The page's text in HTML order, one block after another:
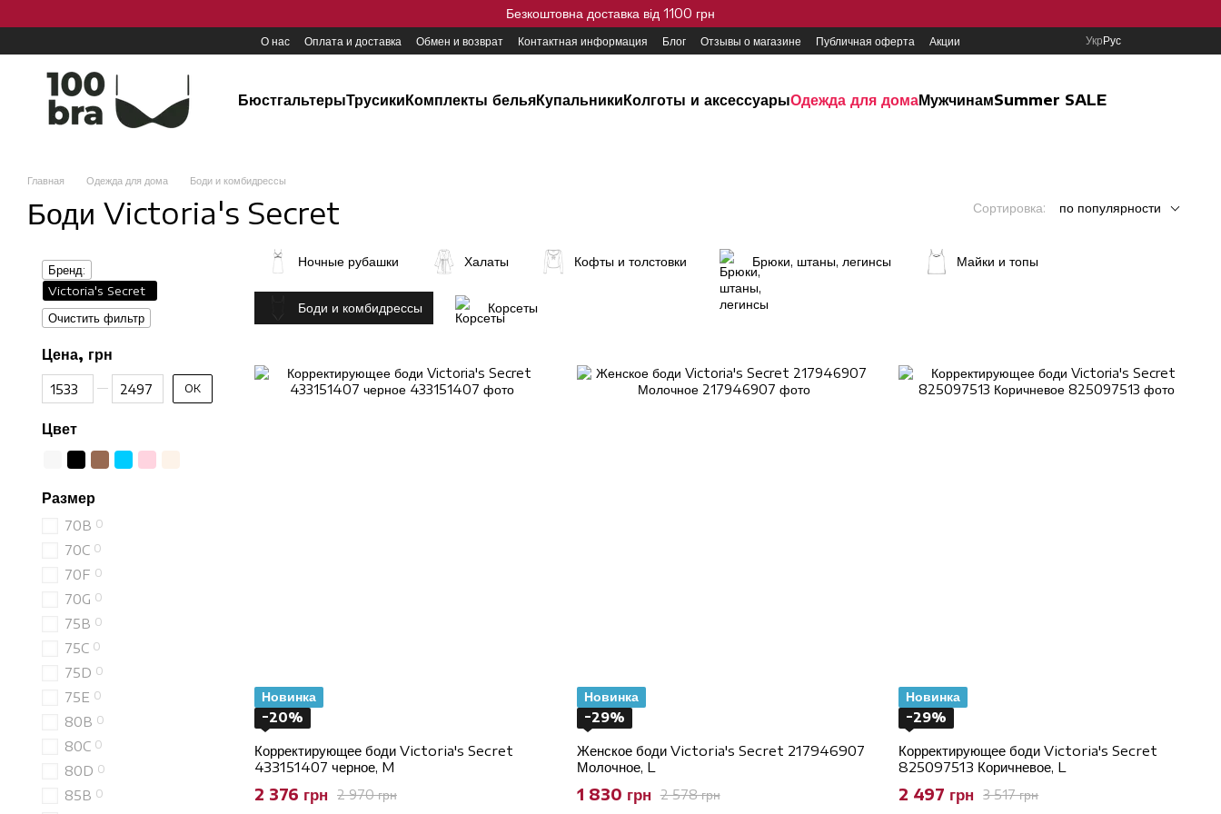
Безкоштовна доставка від 1100 грн
О нас Оплата и доставка Обмен и возврат Контактная информация Блог Отзывы о магазине Публичная оферта Акции УкрРус
БюстгальтерыТрусикиКомплекты бельяКупальникиКолготы и аксессуарыОдежда для домаМужчинамSummer SALE
Главная Одежда для дома Боди и комбидрессы
Боди Victoria's Secret Сортировка: по популярности
Ночные рубашки Халаты Кофты и толстовки Брюки, штаны, легинсы Майки и топы
Боди и комбидрессы Корсеты
Новинка
−20%
Корректирующее боди Victoria's Secret
433151407 черное, M
2 970 грн
2 376 грн
Новинка
−29%
Женское боди Victoria's Secret 217946907
Молочное, L
2 578 грн
1 830 грн
Новинка
−29%
Корректирующее боди Victoria's Secret
825097513 Коричневое, L
3 517 грн
2 497 грн
Бренд:
Victoria's Secret
Очистить фильтр
Цена, грн
От Цена, грн
До Цена, грн OK
Цвет
Размер
70B 0
70C 0
70F 0
70G 0
75B 0
75C 0
75D 0
75E 0
80B 0
80C 0
80D 0
85B 0